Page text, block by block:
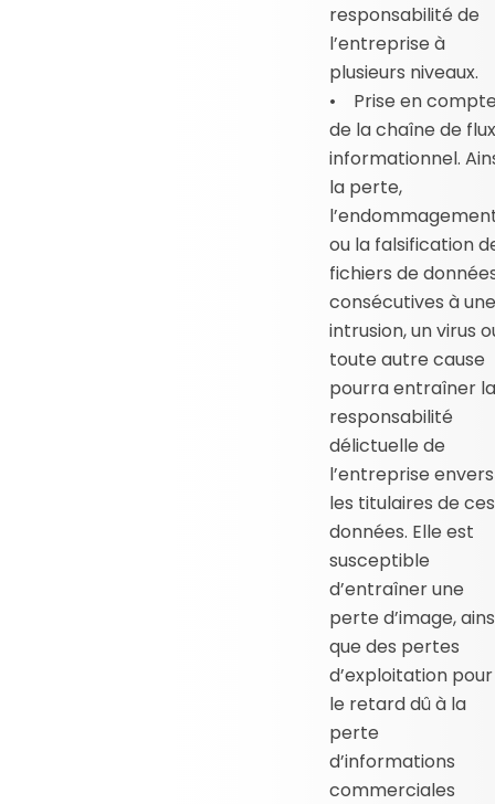
responsabilité de
l’entreprise à
plusieurs niveaux.
• Prise en
de la chaîne de flux
informationnel.
la perte,
ou la falsification
fichiers de
consécutives à une
intrusion, un virus
toute autre cause
pourra entraîner la
responsabilité
délictuelle de
l’entreprise envers
les titulaires de ces
données. Elle est
susceptible
d’entraîner une
perte d’image,
que des pertes
d’exploitation pour
le retard dû à la
perte
d’informations
commerciales